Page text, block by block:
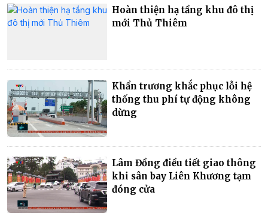
Hoàn thiện hạ tầng khu đô thị
mới Thủ Thiêm
Khẩn trương khắc phục lỗi hệ
thống thu phí tự động không
dừng
Lâm Đồng điều tiết giao thông
khi sân bay Liên Khương tạm
đóng cửa